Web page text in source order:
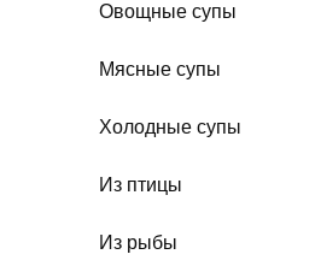
Овощные супы
Мясные супы
Холодные супы
Из птицы
Из рыбы